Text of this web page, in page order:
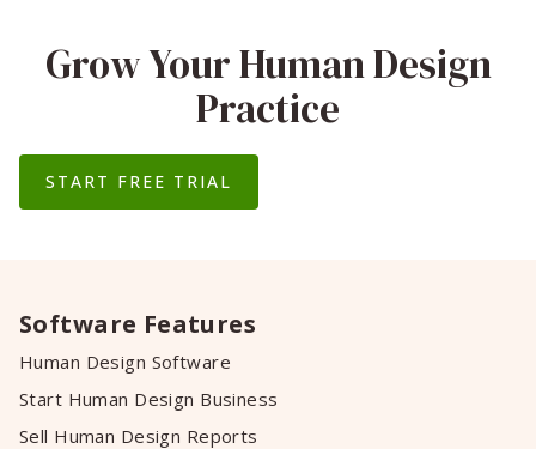
Grow Your Human Design
Practice
START FREE TRIAL
Software Features
Human Design Software
Start Human Design Business
Sell Human Design Reports